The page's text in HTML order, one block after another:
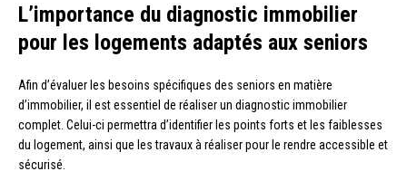
L’importance du diagnostic immobilier
pour les logements adaptés aux seniors
Afin d’évaluer les besoins spécifiques des seniors en matière
d’immobilier, il est essentiel de réaliser un diagnostic immobilier
complet. Celui-ci permettra d’identifier les points forts et les faiblesses
du logement, ainsi que les travaux à réaliser pour le rendre accessible et
sécurisé.